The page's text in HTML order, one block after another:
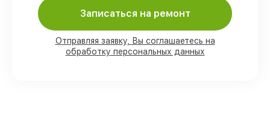
Мы гарантируем:
80%работ в присутствии заказчика
90%комплектующих для оптических
Записаться на ремонт
Отправляя заявку, Вы соглашаетесь на
обработку персональных данных